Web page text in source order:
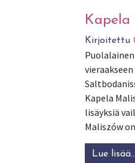
Kapela
Kirjoitettu
Kapela
lisäyksiä
Maliszów
Lue lisää…